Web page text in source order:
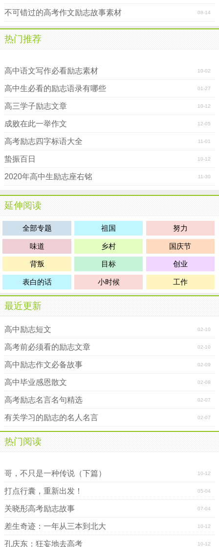
08-14
不可错过的高考作文励志故事素材
热门推荐
10-02
高中语文写作必看励志素材
01-27
高中生必看的励志语录有哪些
10-12
高三学子励志文章
12-05
成败在此一举作文
11-01
高考励志四字标语大全
10-12
蛰振百日
11-30
2020年高中生励志座右铭
延伸阅读
全部专题 祖国 努力
味道 乡村 国庆节
背叛 目标 创业
表白的话 小时候 工作
最近更新
02-10
高中励志短文
02-10
高考前必须看的励志文章
02-09
高中励志作文必备故事
02-08
高中毕业感恩散文
02-07
高考励志名言名句精选
02-07
有关学习的励志的名人名言
热门阅读
10-12
哥，不只是一种传说（下篇）
05-04
打点行囊，重新出发！
07-04
关晓彤高考励志故事
10-12
差生奇迹：一年从三本到北大
10-12
孔庆东：狂妄地去高考